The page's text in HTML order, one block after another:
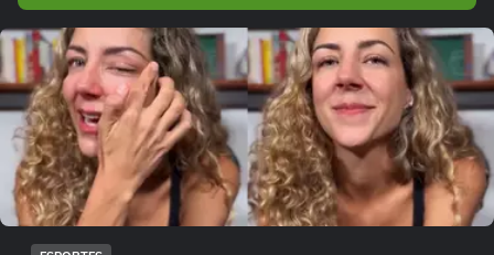
Ops!
Não foi possível reproduzir o vídeo
Tentar novamente